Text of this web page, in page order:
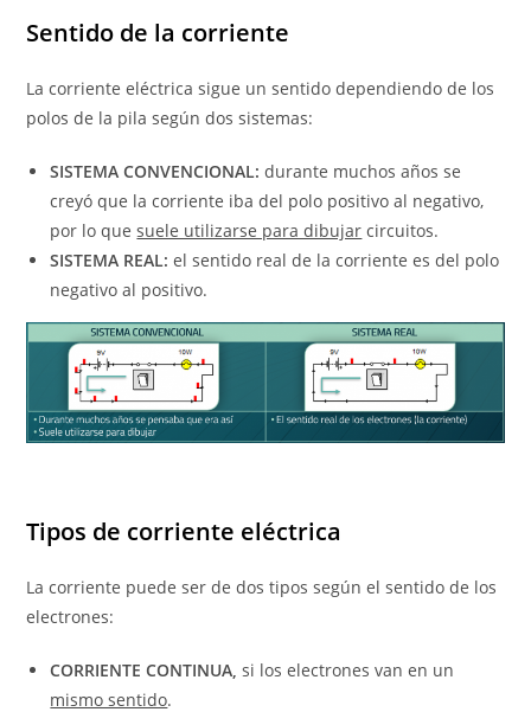
Sentido de la corriente
La corriente eléctrica sigue un sentido dependiendo de los
polos de la pila según dos sistemas:
SISTEMA CONVENCIONAL: durante muchos años se
creyó que la corriente iba del polo positivo al negativo,
por lo quesuele utilizarse para dibujar circuitos.
SISTEMA REAL: el sentido real de la corriente es del polo
negativo al positivo.
Tipos de corriente eléctrica
La corriente puede ser de dos tipos según el sentido de los
electrones:
CORRIENTE CONTINUA, si los electrones van en un
mismo sentido.